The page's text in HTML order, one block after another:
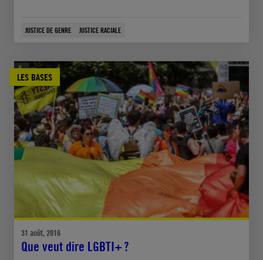
JUSTICE DE GENRE JUSTICE RACIALE
LES BASES
31 août, 2016
Que veut dire LGBTI+ ?